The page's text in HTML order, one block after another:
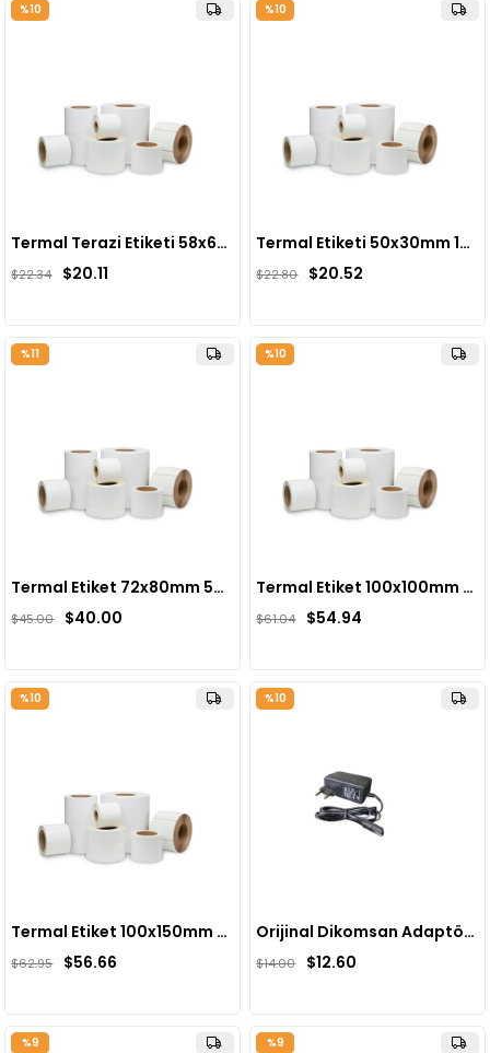
Termal Terazi Etiketi 58x60mm 500 lü sarım(10 adet)
$20.11
$22.34
%10
Termal Etiketi 50x30mm 1000 li sarım(10 adet)
$20.52
$22.80
%10
Termal Etiket 72x80mm 500 lü sarım(10 adet)
$40.00
$45.00
%11
Termal Etiket 100x100mm 500 lü sarım(10 adet)
$54.94
$61.04
%10
Termal Etiket 100x150mm 350 li sarım(10 adet)
$56.66
$62.95
%10
Orijinal Dikomsan Adaptörü
$12.60
$14.00
%10
%9 %9